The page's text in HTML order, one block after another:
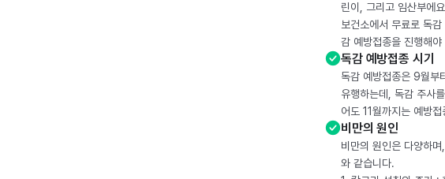
린이, 그리고 임산부에
보건소에서 무료로 독
감 예방접종을 진행해야
독감 예방접종 시기
독감 예방접종은 9월부
유행하는데, 독감 주사
어도 11월까지는 예방
비만의 원인
비만의 원인은 다양하
와 같습니다.